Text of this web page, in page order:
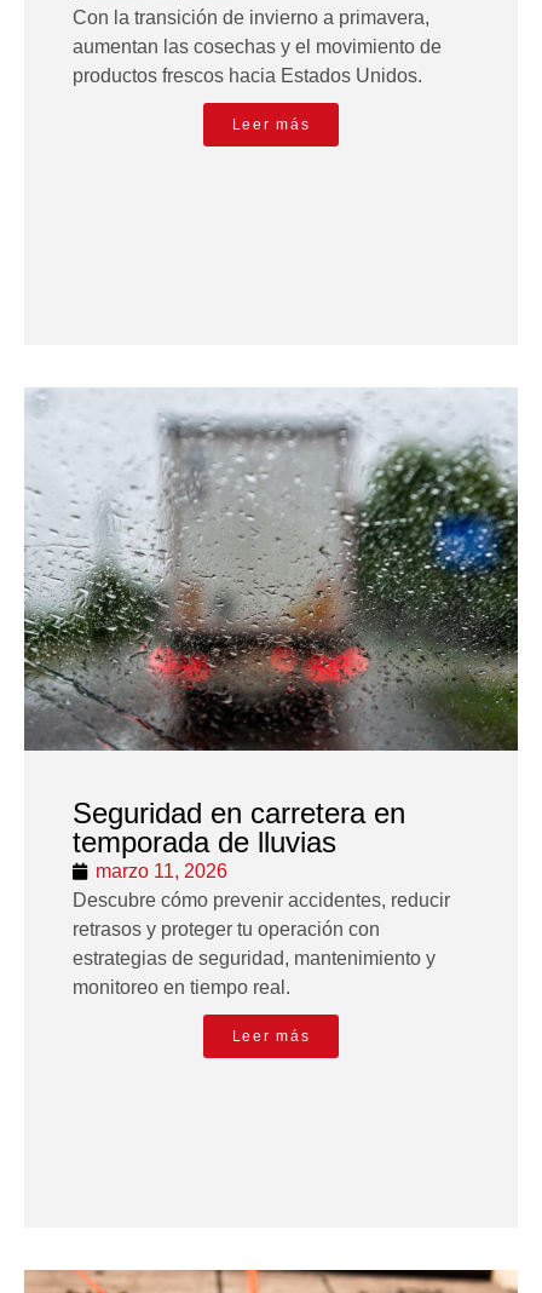
Con la transición de invierno a primavera,
aumentan las cosechas y el movimiento de
productos frescos hacia Estados Unidos.
Leer más
Seguridad en carretera en
temporada de lluvias
marzo 11, 2026
Descubre cómo prevenir accidentes, reducir
retrasos y proteger tu operación con
estrategias de seguridad, mantenimiento y
monitoreo en tiempo real.
Leer más